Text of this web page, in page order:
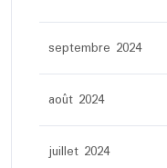
septembre 2024
août 2024
juillet 2024